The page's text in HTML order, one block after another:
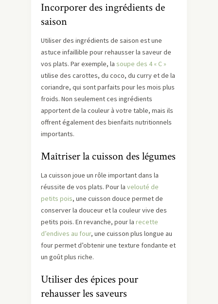
Incorporer des ingrédients de
saison
Utiliser des ingrédients de saison est une
astuce infaillible pour rehausser la saveur de
vos plats. Par exemple, la soupe des 4 « C »
utilise des carottes, du coco, du curry et de la
coriandre, qui sont parfaits pour les mois plus
froids. Non seulement ces ingrédients
apportent de la couleur à votre table, mais ils
offrent également des bienfaits nutritionnels
importants.
Maîtriser la cuisson des légumes
La cuisson joue un rôle important dans la
réussite de vos plats. Pour la velouté de
petits pois, une cuisson douce permet de
conserver la douceur et la couleur vive des
petits pois. En revanche, pour la recette
d’endives au four, une cuisson plus longue au
four permet d’obtenir une texture fondante et
un goût plus riche.
Utiliser des épices pour
rehausser les saveurs